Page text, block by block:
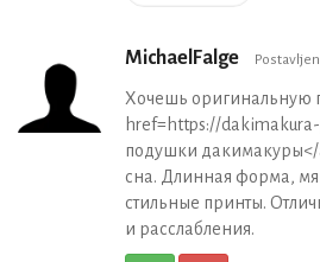
MichaelFalge
Хочешь оригинальную
href=https://
подушки дакимакуры</
сна. Длинная форма,
стильные принты.
и расслабления.